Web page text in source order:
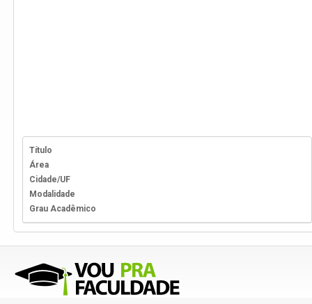
Título
Área
Cidade/UF
Modalidade
Grau Acadêmico